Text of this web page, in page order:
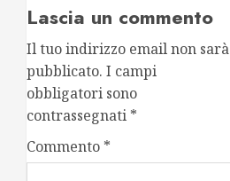
Lascia un commento
Il tuo indirizzo email non sarà
pubblicato. I campi
obbligatori sono
contrassegnati *
Commento *